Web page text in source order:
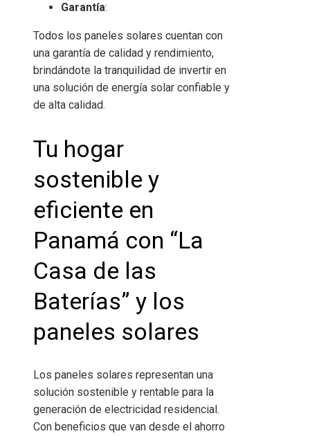
Garantía:
Todos los paneles solares cuentan con
una garantía de calidad y rendimiento,
brindándote la tranquilidad de invertir en
una solución de energía solar confiable y
de alta calidad.
Tu hogar
sostenible y
eficiente en
Panamá con “La
Casa de las
Baterías” y los
paneles solares
Los paneles solares representan una
solución sostenible y rentable para la
generación de electricidad residencial.
Con beneficios que van desde el ahorro